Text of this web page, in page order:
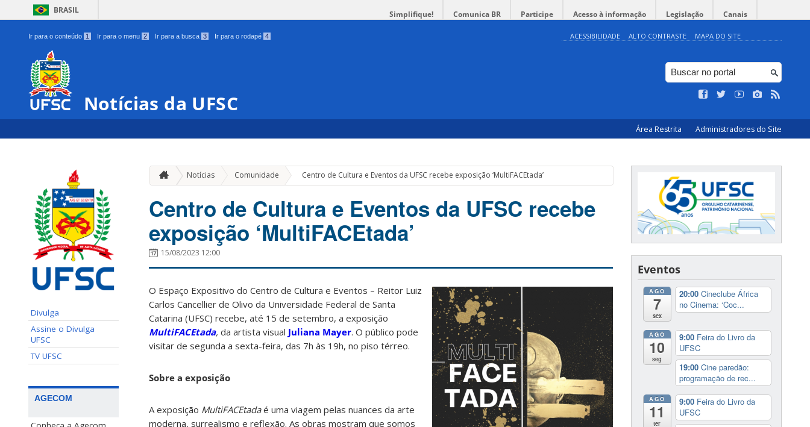
BRASIL Simplifique! Comunica BR Participe Acesso à informação Legislação Canais
Ir para o conteúdo 1 Ir para o menu 2 Ir para a busca 3 Ir para o rodapé 4 ACESSIBILIDADE ALTO CONTRASTE MAPA DO SITE
Notícias da UFSC
Área Restrita Administradores do Site
Divulga
Assine o Divulga
UFSC
TV UFSC
AGECOM
Notícias Comunidade » Centro de Cultura e Eventos da UFSC recebe exposição ‘MultiFACEtada’
Centro de Cultura e Eventos da UFSC recebe
exposição ‘MultiFACEtada’
15/08/2023 12:00
O Espaço Expositivo do Centro de Cultura e Eventos – Reitor Luiz
Carlos Cancellier de Olivo da Universidade Federal de Santa
Catarina (UFSC) recebe, até 15 de setembro, a exposição
MultiFACEtada, da artista visual Juliana Mayer. O público pode
visitar de segunda a sexta-feira, das 7h às 19h, no piso térreo.
Sobre a exposição
A exposição MultiFACEtadaé uma viagem pelas nuances da arte
moderna, surrealismo e reflexão. As obras mostram que somos
Eventos
AGO
7
sex
20:00 Cineclube África
no Cinema: ‘Coc...
AGO
10
seg
9:00 Feira do Livro da
UFSC
19:00 Cine paredão:
programação de rec...
AGO
11
ter
9:00 Feira do Livro da
UFSC